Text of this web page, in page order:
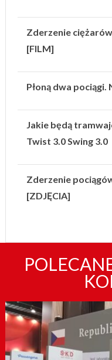
Zderzenie
[FILM]
Płoną dwa
Jakie będą
Twist 3.0 Swing 3.0
Zderzenie
[ZDJĘCIA]